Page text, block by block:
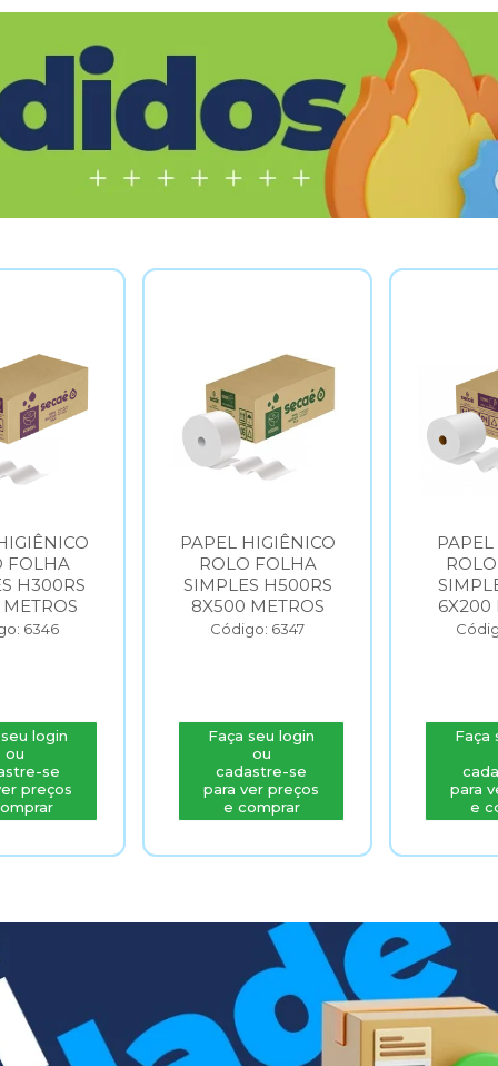
FOLHA
H300RS
6346
login
ou
se
preços
PAPEL HIGIÊNICO
ROLO FOLHA
SIMPLES H500RS
8X500 METROS
Código: 6347
Faça seu login
ou
cadastre-se
para ver preços
e comprar
6X200
Faça
para
e